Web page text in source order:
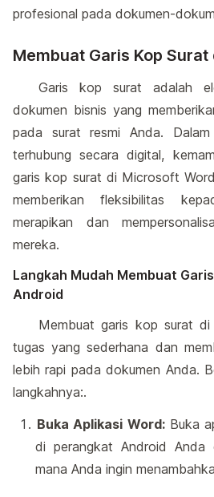
profesional pada dokumen-
Membuat Garis Kop
Garis kop surat adalah
dokumen bisnis yang
pada surat resmi Anda.
terhubung secara digital,
garis kop surat di Microsoft
memberikan fleksibilitas
merapikan dan
mereka.
Langkah Mudah Membuat
Android
Membuat garis kop surat
tugas yang sederhana dan
lebih rapi pada dokumen Anda.
langkahnya:.
Buka Aplikasi Word:Buka
di perangkat Android Anda
mana Anda ingin